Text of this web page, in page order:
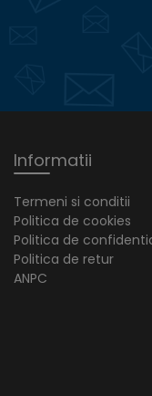
Informatii
Termeni si conditii
Politica de cookies
Politica de
Politica de retur
ANPC